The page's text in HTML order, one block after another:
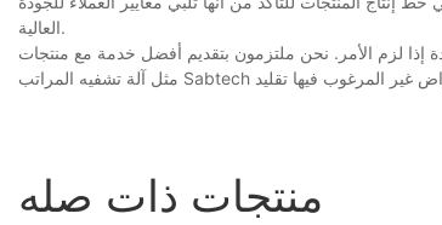
العالية.
إذا لزم الأمر. نحن ملتزمون بتقديم أفضل خدمة مع منتجات
منتجات ذات صله